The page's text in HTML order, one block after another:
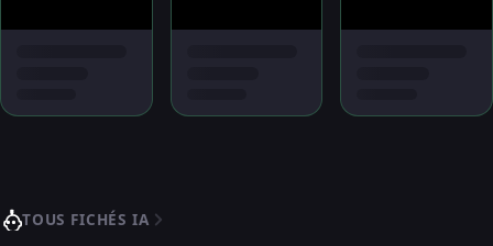
TOUS FICHÉS IA